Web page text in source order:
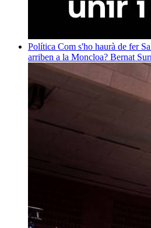
Política Com s'ho haurà de fer
arriben a la Moncloa? Bernat